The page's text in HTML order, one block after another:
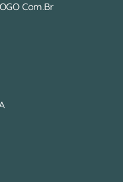
Com.Br